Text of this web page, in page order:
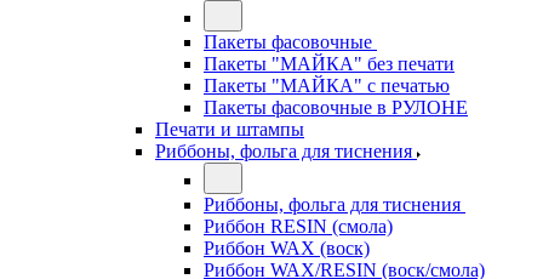
Пакеты фасовочные
Пакеты "МАЙКА" без печати
Пакеты "МАЙКА" с печатью
Пакеты фасовочные в РУЛОНЕ
Печати и штампы
Риббоны, фольга для тиснения
Риббоны, фольга для тиснения
Риббон RESIN (смола)
Риббон WAX (воск)
Риббон WAX/RESIN (воск/смола)